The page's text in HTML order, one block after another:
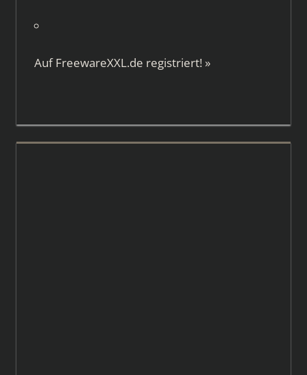
AufFreewareXXL.de registriert! »